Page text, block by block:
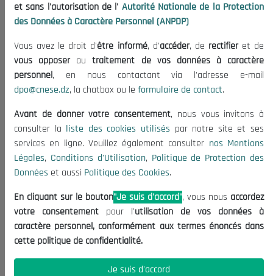
Organisation
Publications
Informations utiles
Appels d'offres et Consultations
Mentions Légales
Conditions d'Utilisation
Politique de Protection des Données
Politique des Cookies
Nous Contacter
(+213) 021 98 01 00|01|02
contact@cnese.dz
Suggestions ou Initiatives ?
Newsletter
dernières nouvelles.
et sans l'autorisation de l' Autorité Nationale de la Protection
des Données à Caractère Personnel (ANPDP)
Vous avez le droit d'être informé, d'accéder, de rectifieret de
vous opposerautraitement de vos données à caractère
personnel, en nous contactant via l'adresse e-mail
dpo@cnese.dz, la chatbox ou le formulaire de contact.
Avant de donner votre consentement, nous vous invitons à
consulter la liste des cookies utilisés par notre site et ses
services en ligne. Veuillez également consulter nos Mentions
Légales, Conditions d'Utilisation, Politique de Protection des
Données et aussi Politique des Cookies.
En cliquant sur le bouton"Je suis d'accord", vous nous accordez
votre consentement pour l'utilisation de vos données à
caractère personnel, conformément aux termes énoncés dans
cette politique de confidentialité.
Je suis d'accord